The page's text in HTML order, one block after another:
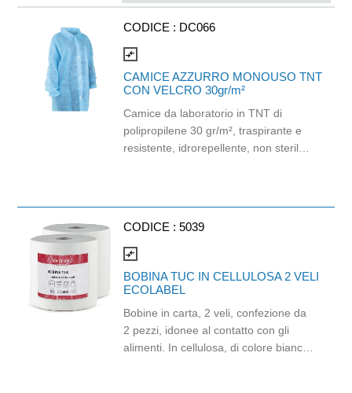
CODICE : DC066
compare_arrows
CAMICE AZZURRO MONOUSO TNT
CON VELCRO 30gr/m²
Camice da laboratorio in TNT di
polipropilene 30 gr/m², traspirante e
resistente, idrorepellente, non sterile.
CODICE : 5039
compare_arrows
BOBINA TUC IN CELLULOSA 2 VELI
ECOLABEL
Bobine in carta, 2 veli, confezione da
2 pezzi, idonee al contatto con gli
alimenti. In cellulosa, di colore bianco